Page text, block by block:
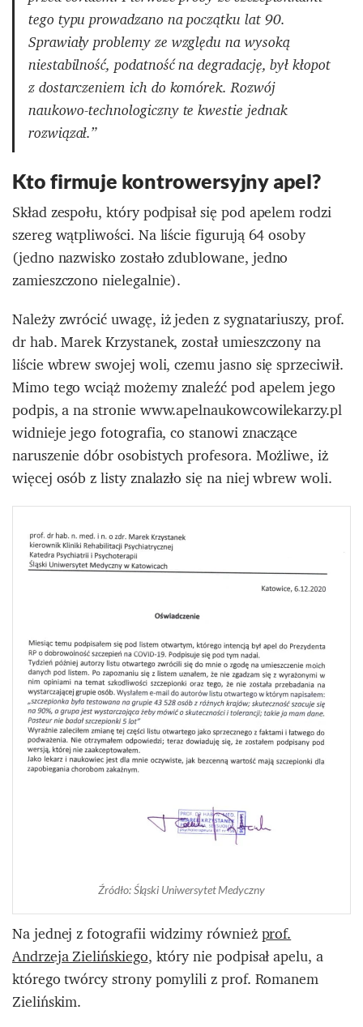
tego typu prowadzano na początku lat 90.
Sprawiały problemy ze względu na wysoką
niestabilność, podatność na degradację, był kłopot
z dostarczeniem ich do komórek. Rozwój
naukowo-technologiczny te kwestie jednak
rozwiązał.”
Kto firmuje kontrowersyjny apel?
Skład zespołu, który podpisał się pod apelem rodzi
szereg wątpliwości. Na liście figurują 64 osoby
(jedno nazwisko zostało zdublowane, jedno
zamieszczono nielegalnie).
Należy zwrócić uwagę, iż jeden z sygnatariuszy, prof.
dr hab. Marek Krzystanek, został umieszczony na
liście wbrew swojej woli, czemu jasno się sprzeciwił.
Mimo tego wciąż możemy znaleźć pod apelem jego
podpis, a na stronie www.apelnaukowcowilekarzy.pl
widnieje jego fotografia, co stanowi znaczące
naruszenie dóbr osobistych profesora. Możliwe, iż
więcej osób z listy znalazło się na niej wbrew woli.
Źródło: Śląski Uniwersytet Medyczny
Na jednej z fotografii widzimy równieżprof.
Andrzeja Zielińskiego, który nie podpisał apelu, a
którego twórcy strony pomylili z prof. Romanem
Zielińskim.